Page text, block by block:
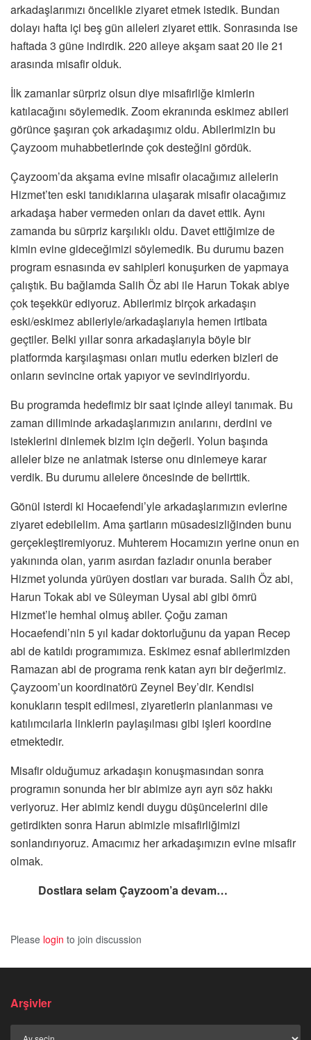
arkadaşlarımızı öncelikle ziyaret etmek istedik. Bundan
dolayı hafta içi beş gün aileleri ziyaret ettik. Sonrasında ise
haftada 3 güne indirdik. 220 aileye akşam saat 20 ile 21
arasında misafir olduk.
İlk zamanlar sürpriz olsun diye misafirliğe kimlerin
katılacağını söylemedik. Zoom ekranında eskimez abileri
görünce şaşıran çok arkadaşımız oldu. Abilerimizin bu
Çayzoom muhabbetlerinde çok desteğini gördük.
Çayzoom’da akşama evine misafir olacağımız ailelerin
Hizmet’ten eski tanıdıklarına ulaşarak misafir olacağımız
arkadaşa haber vermeden onları da davet ettik. Aynı
zamanda bu sürpriz karşılıklı oldu. Davet ettiğimize de
kimin evine gideceğimizi söylemedik. Bu durumu bazen
program esnasında ev sahipleri konuşurken de yapmaya
çalıştık. Bu bağlamda Salih Öz abi ile Harun Tokak abiye
çok teşekkür ediyoruz. Abilerimiz birçok arkadaşın
eski/eskimez abileriyle/arkadaşlarıyla hemen irtibata
geçtiler. Belki yıllar sonra arkadaşlarıyla böyle bir
platformda karşılaşması onları mutlu ederken bizleri de
onların sevincine ortak yapıyor ve sevindiriyordu.
Bu programda hedefimiz bir saat içinde aileyi tanımak. Bu
zaman diliminde arkadaşlarımızın anılarını, derdini ve
isteklerini dinlemek bizim için değerli. Yolun başında
aileler bize ne anlatmak isterse onu dinlemeye karar
verdik. Bu durumu ailelere öncesinde de belirttik.
Gönül isterdi ki Hocaefendi’yle arkadaşlarımızın evlerine
ziyaret edebilelim. Ama şartların müsadesizliğinden bunu
gerçekleştiremiyoruz. Muhterem Hocamızın yerine onun en
yakınında olan, yarım asırdan fazladır onunla beraber
Hizmet yolunda yürüyen dostları var burada. Salih Öz abi,
Harun Tokak abi ve Süleyman Uysal abi gibi ömrü
Hizmet’le hemhal olmuş abiler. Çoğu zaman
Hocaefendi’nin 5 yıl kadar doktorluğunu da yapan Recep
abi de katıldı programımıza. Eskimez esnaf abilerimizden
Ramazan abi de programa renk katan ayrı bir değerimiz.
Çayzoom’un koordinatörü Zeynel Bey’dir. Kendisi
konukların tespit edilmesi, ziyaretlerin planlanması ve
katılımcılarla linklerin paylaşılması gibi işleri koordine
etmektedir.
Misafir olduğumuz arkadaşın konuşmasından sonra
programın sonunda her bir abimize ayrı ayrı söz hakkı
veriyoruz. Her abimiz kendi duygu düşüncelerini dile
getirdikten sonra Harun abimizle misafirliğimizi
sonlandırıyoruz. Amacımız her arkadaşımızın evine misafir
olmak.
Dostlara selam Çayzoom’a devam…
Please login to join discussion
Arşivler